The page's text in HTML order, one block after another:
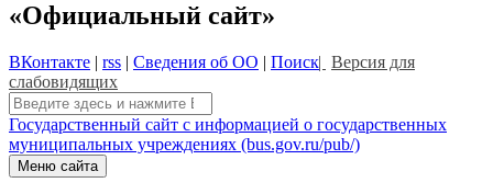
«Официальный сайт»
ВКонтакте | rss | Сведения об ОО | Поиск| Версия для
слабовидящих
Поиск:
Государственный сайт с информацией о государственных
муниципальных учреждениях (bus.gov.ru/pub/)
Меню сайта